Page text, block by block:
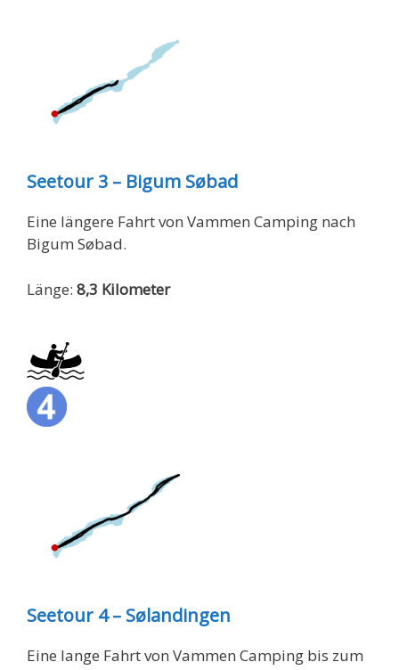
Seetour 3 – Bigum Søbad
Eine längere Fahrt von Vammen Camping nach
Bigum Søbad.
Länge: 8,3 Kilometer
Seetour 4 – Sølandingen
Eine lange Fahrt von Vammen Camping bis zum